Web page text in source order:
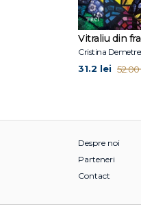
Cristina
31.2 lei 52.00
Despre noi
Parteneri
Contact